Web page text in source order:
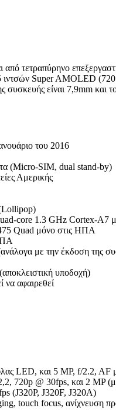
από τετραπύρηνο
Super AMOLED
είναι 7,9mm
του 2016
(Micro-SIM, dual stand-by)
Αμερικής
core 1.3 GHz Cortex-A7
Quad μόνο στις ΗΠΑ
με την έκδοση της
υποδοχή)
αφαιρεθεί
LED, και 5 MP, f/2.2, AF
720p @ 30fps, και 2 MP
(J320P, J320F, J320A)
touch focus, ανίχνευση